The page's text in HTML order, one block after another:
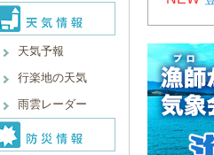
天気予報
行楽地の天気
雨雲レーダー